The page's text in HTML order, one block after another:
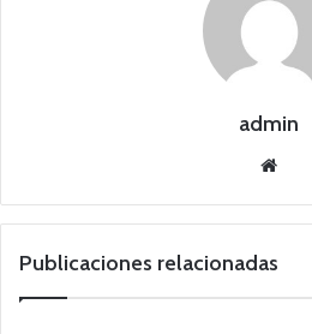
admin
we
Publicaciones relacionadas